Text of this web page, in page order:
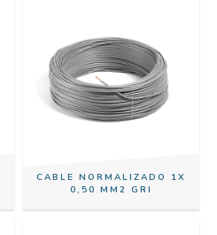
CABLE NORMALIZADO 1X
0,50 MM2 GRI